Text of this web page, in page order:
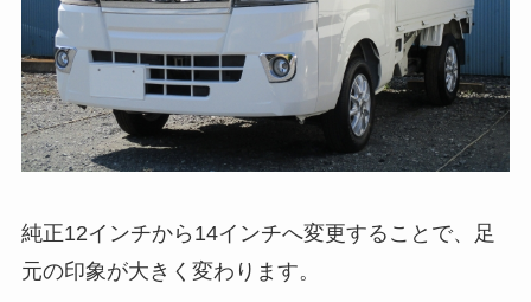
純正12インチから14インチへ変更することで、足
元の印象が大きく変わります。